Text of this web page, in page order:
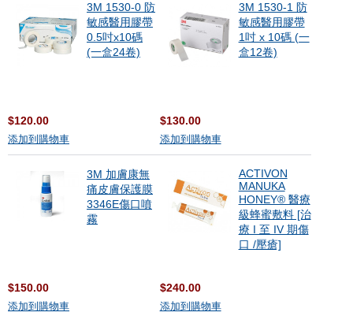
3M 1530-0 防
敏感醫用膠帶
0.5吋x10碼
(一盒24卷)
$120.00
添加到購物車
3M 1530-1 防
敏感醫用膠帶
1吋 x 10碼 (一
盒12卷)
$130.00
添加到購物車
3M 加膚康無
痛皮膚保護膜
3346E傷口噴
霧
$150.00
添加到購物車
ACTIVON
MANUKA
HONEY® 醫療
級蜂蜜敷料 [治
療 I 至 IV 期傷
口 /壓瘡]
$240.00
添加到購物車